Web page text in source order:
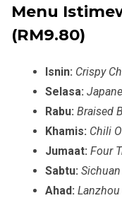
Menu
(RM9.80)
Isnin: Crispy
Selasa:
Rabu: Braised
Khamis: Chili
Jumaat: Four
Sabtu:
Ahad: